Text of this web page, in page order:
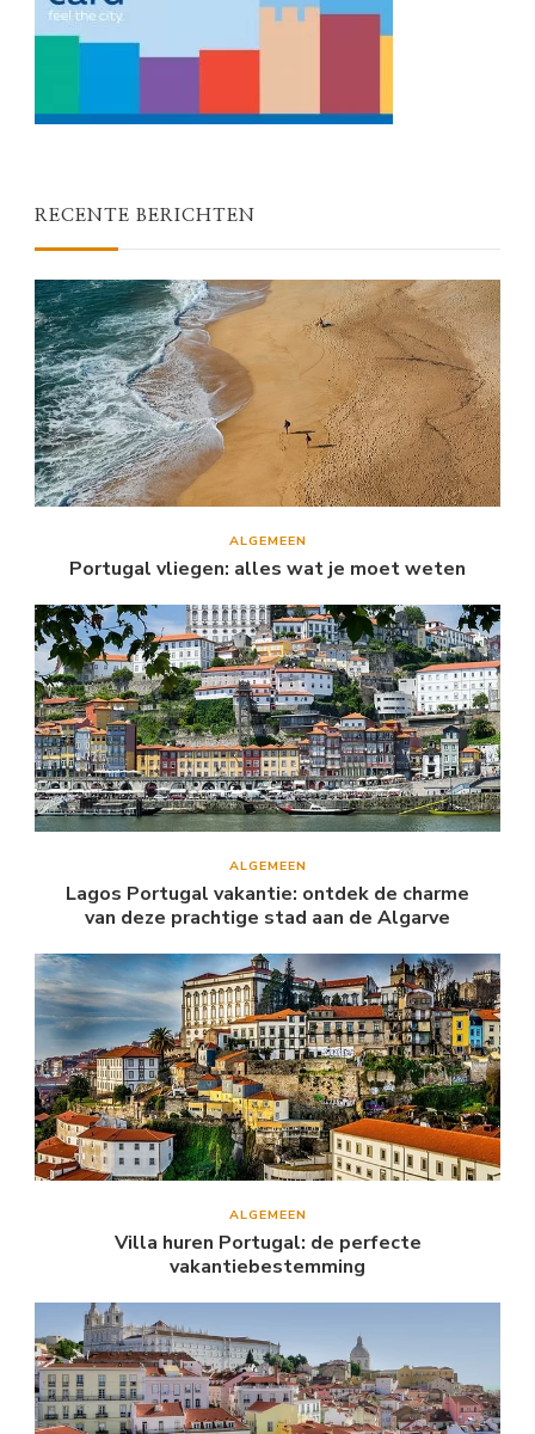
RECENTE BERICHTEN
ALGEMEEN
Portugal vliegen: alles wat je moet weten
ALGEMEEN
Lagos Portugal vakantie: ontdek de charme
van deze prachtige stad aan de Algarve
ALGEMEEN
Villa huren Portugal: de perfecte
vakantiebestemming